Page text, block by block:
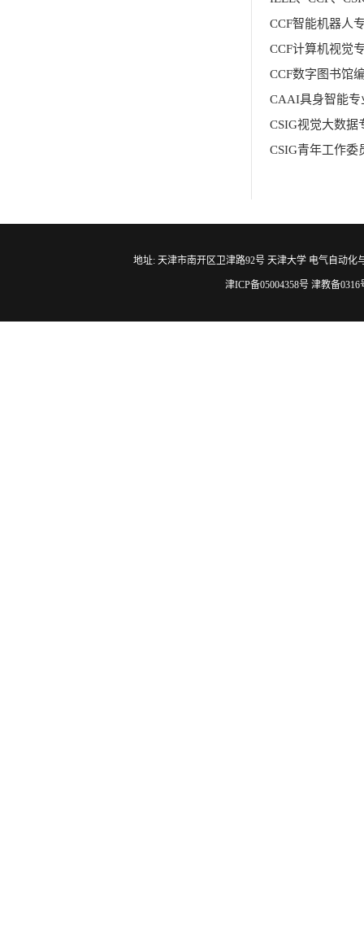
CCF智能机器人
CCF计算机视觉
CCF数字图书馆
CAAI具身智能专
CSIG视觉大数据
CSIG青年工作委
地址: 天津市南开区卫津路92号 天津大学 电气自动化
津ICP备05004358号 津教备